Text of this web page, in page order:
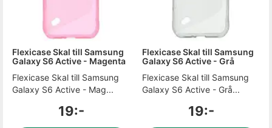
Flexicase Skal till Samsung
Galaxy S6 Active - Magenta
Flexicase Skal till Samsung
Galaxy S6 Active - Mag...
19:-
Flexicase Skal till Samsung
Galaxy S6 Active - Grå
Flexicase Skal till Samsung
Galaxy S6 Active - Grå...
19:-